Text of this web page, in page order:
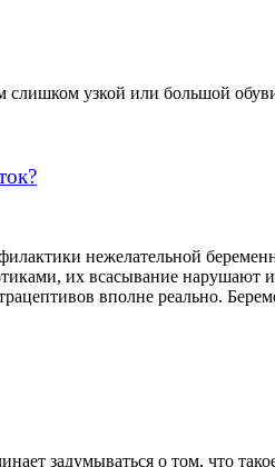
узкой или большой
нежелательной
их всасывание
вполне реально.
задумываться о том, что